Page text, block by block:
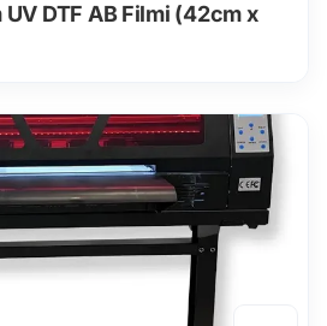
DTF AB Filmi (42cm x